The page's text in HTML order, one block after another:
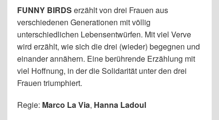
FUNNY BIRDS erzählt von drei Frauen aus
verschiedenen Generationen mit völlig
unterschiedlichen Lebensentwürfen. Mit viel Verve
wird erzählt, wie sich die drei (wieder) begegnen und
einander annähern. Eine berührende Erzählung mit
viel Hoffnung, in der die Solidarität unter den drei
Frauen triumphiert.
Regie: Marco La Via, Hanna Ladoul